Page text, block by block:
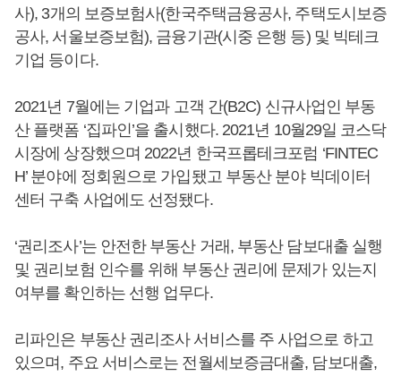
사), 3개의 보증보험사(한국주택금융공사, 주택도시보증
공사, 서울보증보험), 금융기관(시중 은행 등) 및 빅테크
기업 등이다.
2021년 7월에는 기업과 고객 간(B2C) 신규사업인 부동
산 플랫폼 ‘집파인’을 출시했다. 2021년 10월29일 코스닥
시장에 상장했으며 2022년 한국프롭테크포럼 ‘FINTEC
H’ 분야에 정회원으로 가입됐고 부동산 분야 빅데이터
센터 구축 사업에도 선정됐다.
‘권리조사’는 안전한 부동산 거래, 부동산 담보대출 실행
및 권리보험 인수를 위해 부동산 권리에 문제가 있는지
여부를 확인하는 선행 업무다.
리파인은 부동산 권리조사 서비스를 주 사업으로 하고
있으며, 주요 서비스로는 전월세보증금대출, 담보대출,